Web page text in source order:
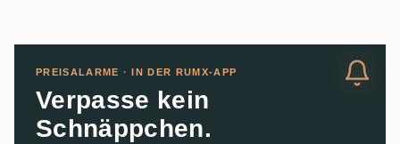
PREISALARME · IN DER RUMX-APP
Verpasse kein
Schnäppchen.